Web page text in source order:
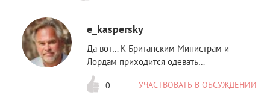
e_kaspersky
Да вот… К Британским Министрам и
Лордам приходится одевать…
0 УЧАСТВОВАТЬ В ОБСУЖДЕНИИ